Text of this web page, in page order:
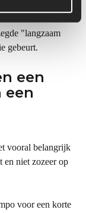
"langzaam
gebeurt.
een
een
vooral belangrijk
en niet zozeer op
voor een korte